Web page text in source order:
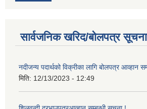
सार्वजनिक खरिद/बोलपत्र सूचना
नदीजन्य पदार्थको विक्रीका लागि बोलपत्र आव्हान
मिति: 12/13/2023 - 12:49